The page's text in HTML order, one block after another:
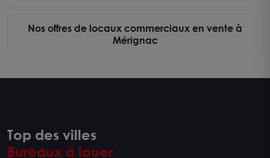
Nos offres de locaux commerciaux en vente à
Mérignac
Top des villes
Bureaux à louer